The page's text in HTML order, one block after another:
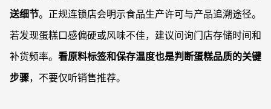
送细节。正规连锁店会明示食品生产许可与产品追溯途径。
若发现蛋糕口感偏硬或风味不佳，建议问询门店存储时间和
补货频率。 看原料标签和保存温度也是判断蛋糕品质的关键
步骤，不要仅听销售推荐。